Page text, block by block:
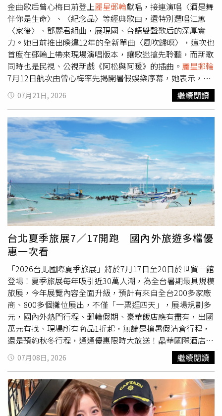
金曲歌后曾心梅日前登上麗星郵輪獻唱，接連演唱〈酒是舞
伴你是生命〉、〈紀念品〉等經典歌曲，還特別選唱江蕙
〈家後〉、鄧麗君組曲，展現國、台語雙聲歌后的深厚實
力。她日前推出睽違12年的全新單曲〈風吹歸暝〉，這次也
首度在郵輪上帶來現場演唱版本，讓歌迷搶先聆聽，而新歌
同時也是民視、公視新戲《阿松與阿暖》的插曲。 麗星郵輪
7月12日航次由曾心梅率先揭開暑假娛樂序幕，她表示，除
了旅客互動比以往更加熱絡外，船上的美食與度假氛圍也令
人留下深刻印象，期待未來有機會再次登船，與旅客近距離
分享音樂與歡樂。曾心梅受訪時表示，這是她相隔10多年再
度受邀登上郵輪演出，「之前有受邀到郵輪開唱兩次，10多
年前，這次來覺得自己有比較大的改變，有比較多成名的歌
曲，可以跟大家互動」。她笑說，這次最大的感受就是船比
以前穩很多，「之前演唱有鋼琴，唱著一直晃，這次覺得好
穩，而且以前演出沒有主持人，都要自己串場，這次有主持
人，比較輕鬆」。曾心梅展現國、台語雙聲歌后的深厚實
力。（圖／麗星郵輪提供）她近來明顯瘦了一圈，曾心梅透
露是為了重新投入歌唱事業而努力維持體態，「之前因為做
生意，想說退休，現在因為要繼續唱，所以一定要把自己維
持到最好，不管是身材還是喉嚨狀態」。不過被問到是否有
準備比基尼到泳池邊秀出好身材，她則笑回：「以前潛水穿
的，放在抽屜很久了，現在是老皮了，不好意思穿。」她也
分享自己的保養祕訣，包括飲食控制、超慢跑以及每天抬腿
300、400下，「年輕時有6塊腹肌，現在還有川字」。至於
如何維持好嗓音？她表示最重要的就是休息，「儘量多睡
覺，剛剛演出前上完妝還特別休息一下，雖然沒有睡著，但
還是要休息，要鬆一點喉嚨才會保持在最好的狀態」。
07月21日, 2026 繼續閱讀
台北夏季旅展7／17開跑 國內外旅遊多檔優
惠一次看
「2026台北國際夏季旅展」將於7月17日至20日於世貿一館
登場！夏季旅展每年吸引近30萬人潮，為全台暑期最具規模
旅展，今年展覽內容全面升級，預計有來自全台200多家廠
商、800多個攤位展出，不僅「一票逛四天」，展場規劃多
元，國內外熱門行程、郵輪假期、豪華飯店應有盡有，出國
萬元有找、現場所有商品1折起，無論是搶暑假清倉行程，
還是預約秋冬行程，通通優惠限時大放送！晶華國際酒店集
團：線上線下同步開賣，祭出超過20項、最低52折起的超
值住宿與餐飲票券。熱賣冠軍「環遊晶華集團聯合住宿券」
每張3,000元，「買十送一」或「買十送亞洲萬里通8,000哩
程數」，可自由組合入住集團旗下各家飯店。餐飲部分以義
饗食堂52折的海陸雙人午餐券最搶眼，不到2,000元即可品
享龍蝦與牛小排；另有柏麗廳的買十送一套票、泰市場平日
07月08日, 2026 繼續閱讀